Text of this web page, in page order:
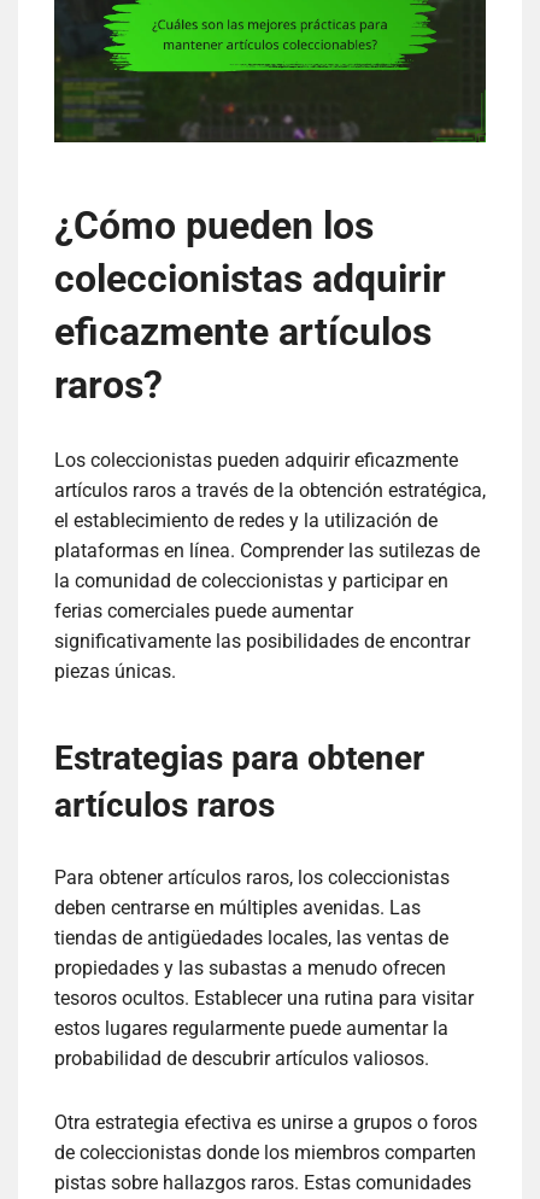
¿Cómo pueden los
coleccionistas adquirir
eficazmente artículos
raros?
Los coleccionistas pueden adquirir eficazmente
artículos raros a través de la obtención estratégica,
el establecimiento de redes y la utilización de
plataformas en línea. Comprender las sutilezas de
la comunidad de coleccionistas y participar en
ferias comerciales puede aumentar
significativamente las posibilidades de encontrar
piezas únicas.
Estrategias para obtener
artículos raros
Para obtener artículos raros, los coleccionistas
deben centrarse en múltiples avenidas. Las
tiendas de antigüedades locales, las ventas de
propiedades y las subastas a menudo ofrecen
tesoros ocultos. Establecer una rutina para visitar
estos lugares regularmente puede aumentar la
probabilidad de descubrir artículos valiosos.
Otra estrategia efectiva es unirse a grupos o foros
de coleccionistas donde los miembros comparten
pistas sobre hallazgos raros. Estas comunidades